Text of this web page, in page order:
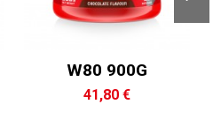
W80 900G
41,80 €